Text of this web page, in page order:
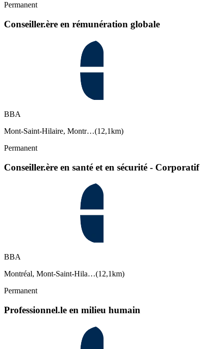
Permanent
Conseiller.ère en rémunération globale
BBA
Mont-Saint-Hilaire, Montr…(12,1km)
Permanent
Conseiller.ère en santé et en sécurité - Corporatif
BBA
Montréal, Mont-Saint-Hila…(12,1km)
Permanent
Professionnel.le en milieu humain